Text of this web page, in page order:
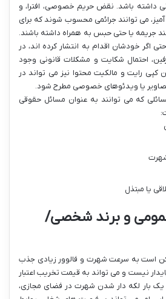
داشته باشد. نقض حریم خصوصی، افترا، و
می توانند جرائمی محسوب شوند که برای
جریمه یا حتی حبس به همراه داشته باشند.
اگر خودشان اقدام به انتشار کرده اند، در
احتمال شکایت و مشکلات قانونی وجود
کپی رایت و مالکیت محتوا نیز می تواند در
تصاویر یا ویدئوهای خصوصی مطرح شود.
که می توانند به عنوان مسائل حقوقی
شهرت
یا مبتذل
و برند شخصی/
است به سرعت شهرت و فالوور زیادی جذب
نیست و می تواند به قیمت تخریب اعتبار
بار لکه دار شدن شهرت در فضای مجازی،